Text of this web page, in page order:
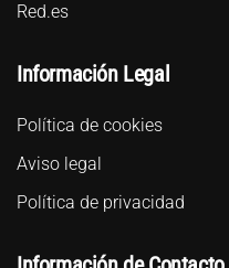
Red.es
Información Legal
Política de cookies
Aviso legal
Política de privacidad